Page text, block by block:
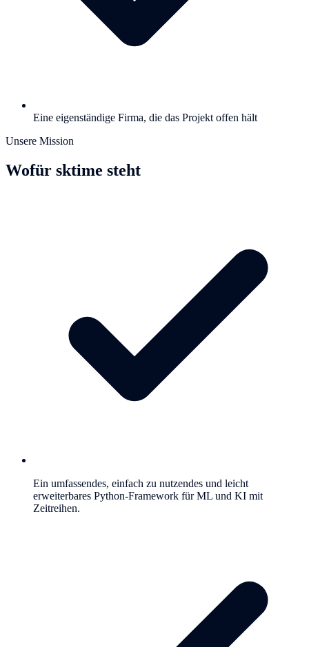
Eine eigenständige Firma, die das Projekt offen hält
Unsere Mission
Wofür sktime steht
Ein umfassendes, einfach zu nutzendes und leicht
erweiterbares Python-Framework für ML und KI mit
Zeitreihen.